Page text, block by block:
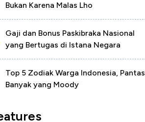
Bukan Karena Malas Lho
Gaji dan Bonus Paskibraka Nasional
yang Bertugas di Istana Negara
Top 5 Zodiak Warga Indonesia, Pantas
Banyak yang Moody